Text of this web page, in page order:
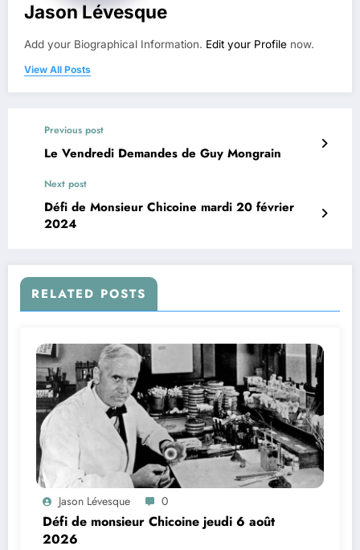
Jason Lévesque
Add your Biographical Information. Edit your Profile now.
View All Posts
Previous post
Le Vendredi Demandes de Guy Mongrain
Next post
Défi de Monsieur Chicoine mardi 20 février
2024
RELATED POSTS
Jason Lévesque 0
Défi de monsieur Chicoine jeudi 6 août
2026